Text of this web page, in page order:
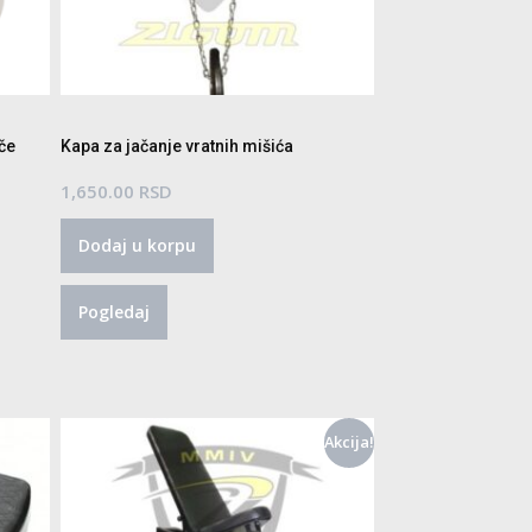
4,200.00 RSD
85,000.00 RSD
Kapa za jačanje vratnih mišića
1,650.00 RSD
Dodaj u korpu
Pogledaj
Akcija!